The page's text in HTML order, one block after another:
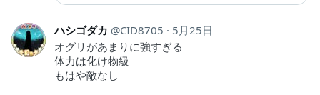
ハシゴダカ CID8705
5月25日
オグリがあまりに強すぎる
体力は化け物級
もはや敵なし